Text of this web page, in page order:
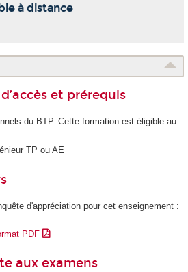
à distance
et prérequis
du BTP. Cette formation est éligible au
TP ou AE
d'appréciation pour cet enseignement :
PDF
aux examens